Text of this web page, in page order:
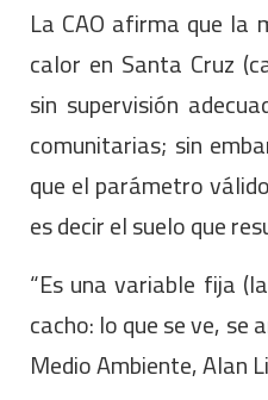
La CAO afirma que la
calor en Santa Cruz
sin supervisión
comunitarias; sin
que el parámetro
es decir el suelo que
“Es una variable fija
cacho: lo que se ve, se
Medio Ambiente, Alan